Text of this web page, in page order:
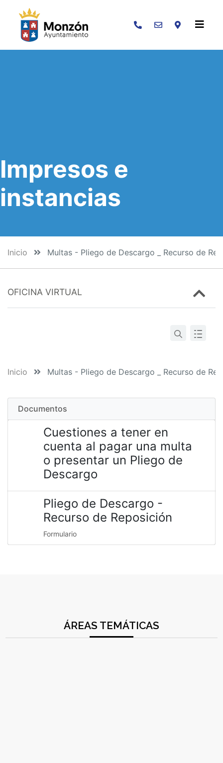
Buscar
Impresos e
instancias
Inicio Multas - Pliego de Descargo _ Recurso de
OFICINA VIRTUAL
Inicio Multas - Pliego de Descargo _ Recurso de
Documentos
Cuestiones a tener en
cuenta al pagar una multa
o presentar un Pliego de
Descargo
Pliego de Descargo -
Recurso de Reposición
Formulario
ÁREAS TEMÁTICAS